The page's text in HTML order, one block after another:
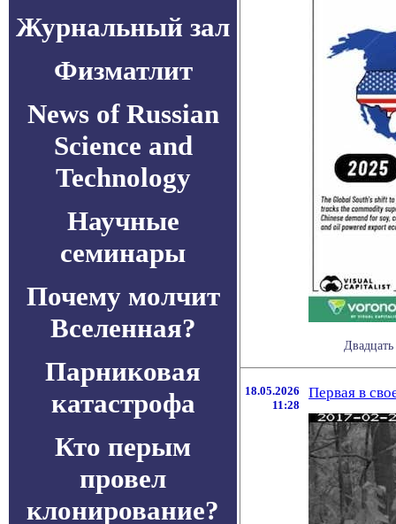
Журнальный зал
Физматлит
News of Russian
Science and
Technology
Научные
семинары
Почему молчит
Вселенная?
Парниковая
катастрофа
Кто перым
провел
клонирование?
18.05.2026
11:28
Первая в